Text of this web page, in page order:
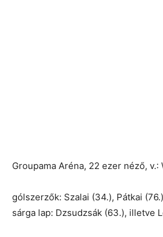
Groupama Aréna, 22 ezer néző,
gólszerzők: Szalai (34.), Pátkai
sárga lap: Dzsudzsák (63.), illetve